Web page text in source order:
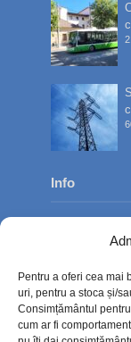
Pentru a oferi cea mai
uri, pentru a stoca și/
Consimțământul
cum ar fi
Info
Contact
Politica